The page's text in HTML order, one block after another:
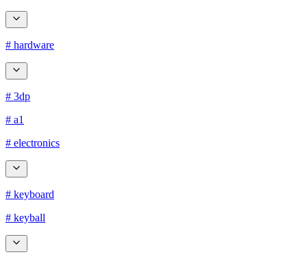
# hardware
# 3dp
# a1
# electronics
# keyboard
# keyball